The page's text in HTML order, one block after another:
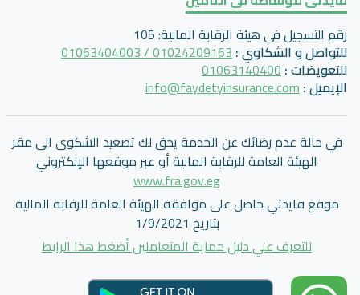
رقم التسجيل فى هيئة الرقابة المالية:
105
للتواصل و الشكاوي:
01024209163 / 01063404003
للتعويضات:
01063140400
الإيميل:
info@faydetyinsurance.com
في حالة عدم رضائك عن الخدمة يحق لك تصعيد الشكوى الى مقر
الهيئة العامة للرقابة المالية أو عبر موقعها الإلكتروني
www.fra.gov.eg
موقع فايدتي حاصل على موافقة الهيئة العامة للرقابة المالية
بتاريخ 1/9/2021
للتعرف علي دليل حماية المتعاملين أضغط هذا الرابط